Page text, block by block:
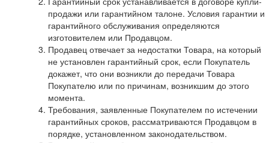
продажи или гарантийном талоне. Условия гарантии и
гарантийного обслуживания определяются
изготовителем или Продавцом.
Продавец отвечает за недостатки Товара, на который
не установлен гарантийный срок, если Покупатель
докажет, что они возникли до передачи Товара
Покупателю или по причинам, возникшим до этого
момента.
Требования, заявленные Покупателем по истечении
гарантийных сроков, рассматриваются Продавцом в
порядке, установленном законодательством.